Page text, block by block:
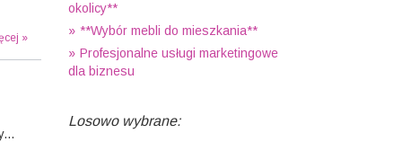
»
okolicy**
**Wybór mebli do mieszkania**
Profesjonalne usługi marketingowe
dla biznesu
Losowo wybrane: